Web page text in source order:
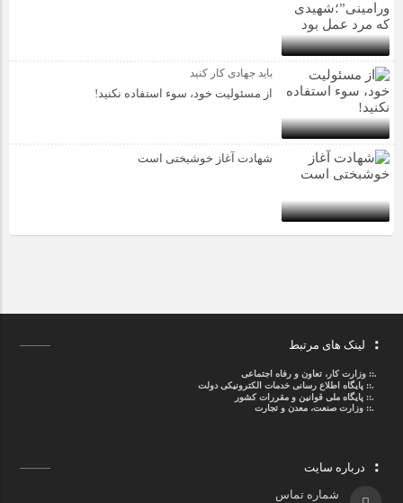
باید جهادی کار کنید
از مسئولیت خود، سوء استفاده نکنید!
شهادت آغاز خوشبختی است
لینک های مرتبط
.::وزارت کار، تعاون و رفاه اجتماعی
.::پایگاه اطلاع رسانی خدمات الکترونیکی دولت
.::پایگاه ملی قوانین و مقررات کشور
.:: وزارت صنعت، معدن و تجارت
درباره سایت
شماره تماس